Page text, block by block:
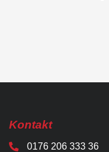
Kontakt
0176 206 333 36